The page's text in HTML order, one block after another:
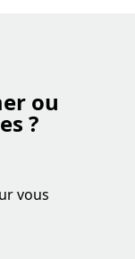
ou
?
vous